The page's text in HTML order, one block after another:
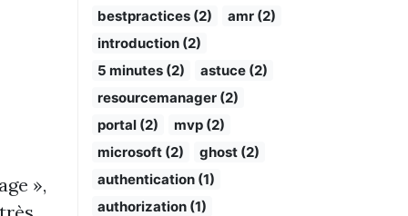
»,
bestpractices (2)
amr (2)
introduction (2)
5 minutes (2)
astuce (2)
resourcemanager (2)
portal (2)
mvp (2)
microsoft (2)
ghost (2)
authentication (1)
authorization (1)